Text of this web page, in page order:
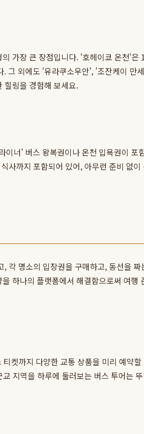
가장 큰 장점입니다. '호헤이쿄 온천'
외에도 '유라쿠소우안', '조잔케이
힐링을 경험해 보세요.
이너' 버스 왕복권이나 온천 입욕권이
까지 포함되어 있어, 아무런 준비 없
명소의 입장권을 구매하고, 동선을
하나의 플랫폼에서 해결함으로써 여
켓까지 다양한 교통 상품을 미리 예약
지역을 하루에 둘러보는 버스 투어는